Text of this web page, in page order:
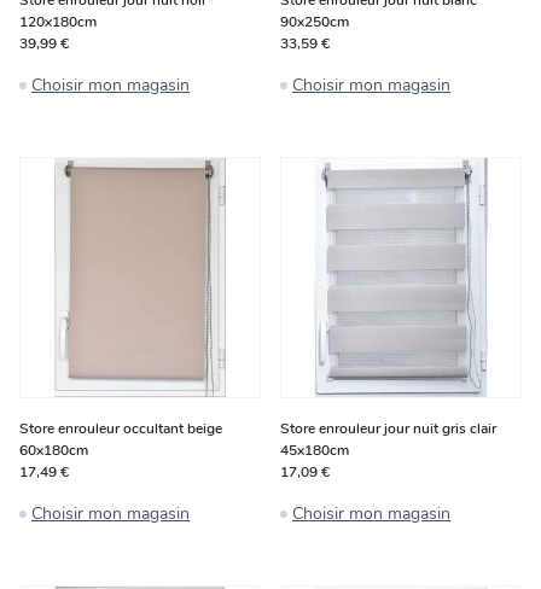
120x180cm
39,99 €
Choisir mon magasin
90x250cm
33,59 €
Choisir mon magasin
Store enrouleur occultant beige
60x180cm
17,49 €
Choisir mon magasin
Store enrouleur jour nuit gris clair
45x180cm
17,09 €
Choisir mon magasin